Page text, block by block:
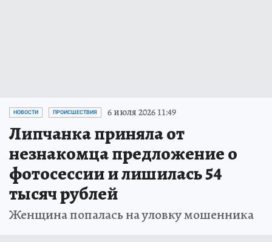
НОВОСТИ ПРОИСШЕСТВИЯ 6 июля 2026 11:49
Липчанка приняла от
незнакомца предложение о
фотосессии и лишилась 54
тысяч рублей
Женщина попалась на уловку мошенника